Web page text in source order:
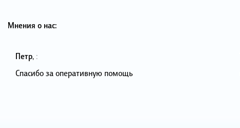
Мнения о нас:
Петр, :
Спасибо за оперативную помощь